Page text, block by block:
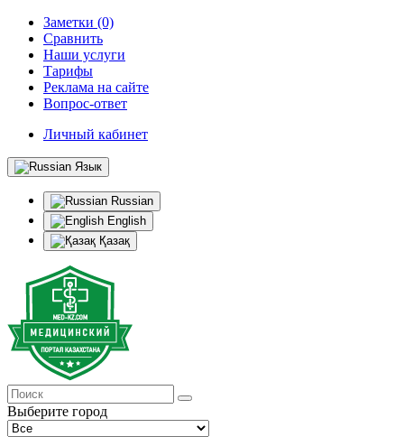
Заметки (0)
Сравнить
Наши услуги
Тарифы
Реклама на сайте
Вопрос-ответ
Личный кабинет
Язык
Russian
English
Қазақ
Выберите город